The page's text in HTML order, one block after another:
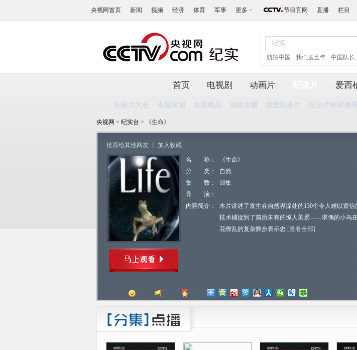
央视网首页 新闻 视频 经济 体育 军事 更多 节目官网 直播 栏目
航拍中国 我们这五年 中国队长
首页 电视剧 动画片
纪录片大全 专题策划 央视精品 顶级首播 我爱纪录片 纪录片环球资
爱西
央视网 > 纪实台 > 《生命》
推荐给其他网友 加入收藏
名 称：
《生命》
分 类：
自然
集 数：
10集
导 演：
内容简介：
本片讲述了发生在自然界深处的130个令人难以置
技术捕捉到了前所未有的惊人美景——求偶的小鸟
花缭乱的复杂舞步表示忠 [查看全部]